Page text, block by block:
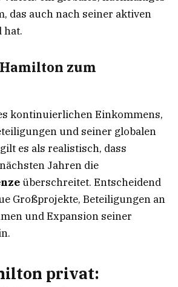
das auch nach seiner aktiven
hat.
zum
kontinuierlichen Einkommens,
und seiner globalen
es als realistisch, dass
Jahren die
überschreitet. Entscheidend
Großprojekte, Beteiligungen an
und Expansion seiner
privat: